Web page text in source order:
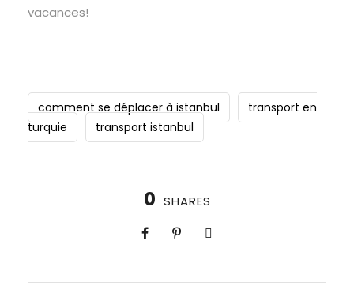
vacances!
comment se déplacer à istanbul
transport en
turquie
transport istanbul
0 SHARES